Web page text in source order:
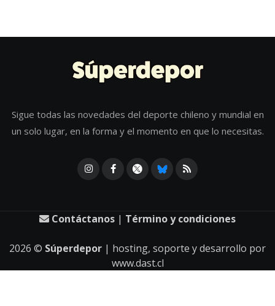
Sigue todas las novedades del deporte chileno y mundial en
un solo lugar, en la forma y el momento en que lo necesitas.
Contáctanos | Término y condiciones
2026 © Súperdepor | hosting, soporte y desarrollo por
www.dast.cl